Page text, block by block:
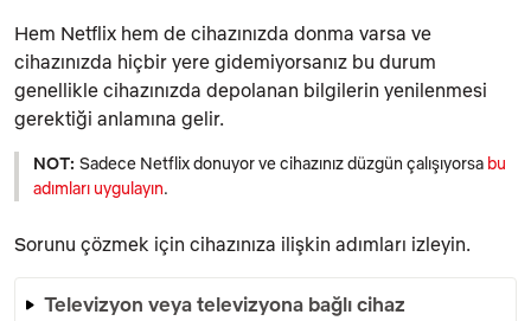
Hem Netflix hem de cihazınızda donma varsa ve
cihazınızda hiçbir yere gidemiyorsanız bu durum
genellikle cihazınızda depolanan bilgilerin yenilenmesi
gerektiği anlamına gelir.
NOT: Sadece Netflix donuyor ve cihazınız düzgün çalışıyorsa bu
adımları uygulayın.
Sorunu çözmek için cihazınıza ilişkin adımları izleyin.
Televizyon veya televizyona bağlı cihaz